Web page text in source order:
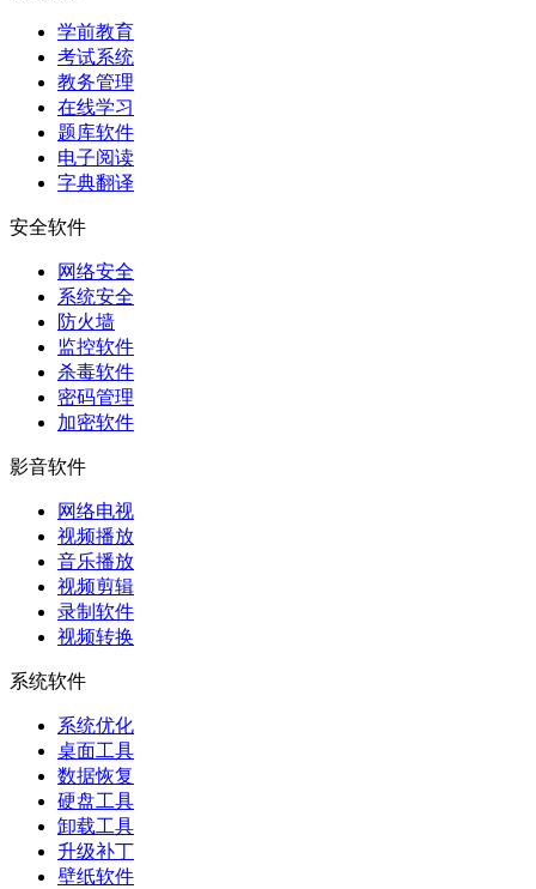
学前教育
考试系统
教务管理
在线学习
题库软件
电子阅读
字典翻译
安全软件
网络安全
系统安全
防火墙
监控软件
杀毒软件
密码管理
加密软件
影音软件
网络电视
视频播放
音乐播放
视频剪辑
录制软件
视频转换
系统软件
系统优化
桌面工具
数据恢复
硬盘工具
卸载工具
升级补丁
壁纸软件